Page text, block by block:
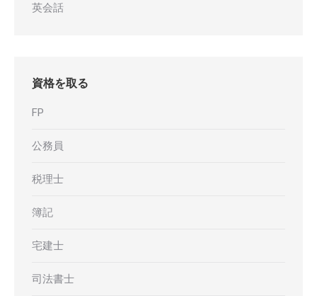
英会話
資格を取る
FP
公務員
税理士
簿記
宅建士
司法書士